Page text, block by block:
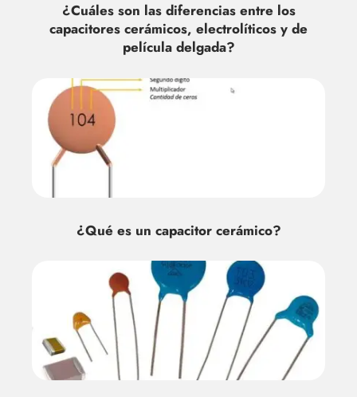
¿Cuáles son las diferencias entre los
capacitores cerámicos, electrolíticos y de
película delgada?
¿Qué es un capacitor cerámico?